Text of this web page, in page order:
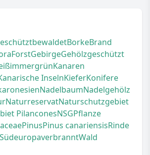
bewaldetBorkeBrand
ForstGebirgeGehölzgeschützt
immergrünKanaren
InselnKieferKonifere
NadelbaumNadelgehölz
NaturreservatNaturschutzgebiet
PilanconesNSGPflanze
PinusPinus canariensisRinde
SüdeuropaverbranntWald